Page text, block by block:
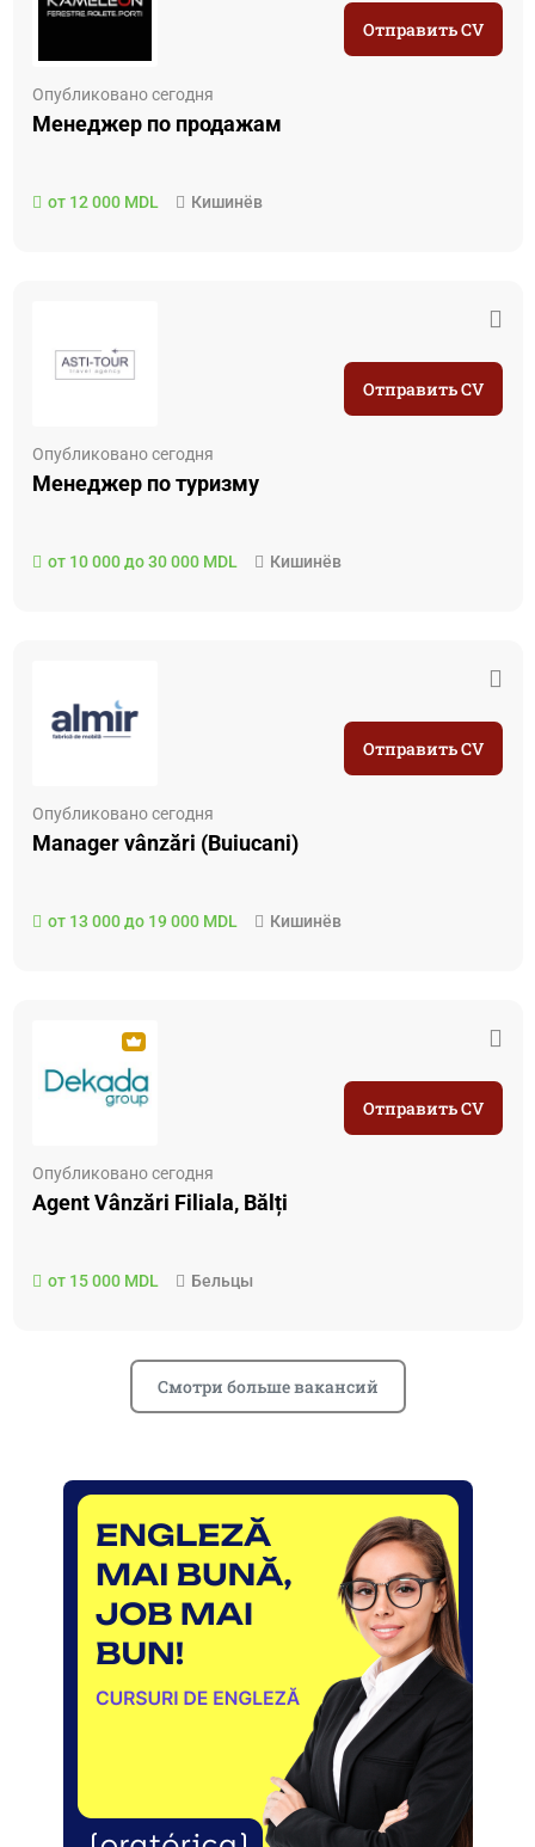
Опубликовано сегодня
Менеджер по продажам
от 12 000 MDL Кишинёв
Отправить CV
Опубликовано сегодня
Менеджер по туризму
от 10 000 до 30 000 MDL Кишинёв
Отправить CV
Опубликовано сегодня
Manager vânzări (Buiucani)
от 13 000 до 19 000 MDL Кишинёв
Отправить CV
Опубликовано сегодня
Agent Vânzări Filiala, Bălți
от 15 000 MDL Бельцы
Отправить CV
Смотри больше вакансий